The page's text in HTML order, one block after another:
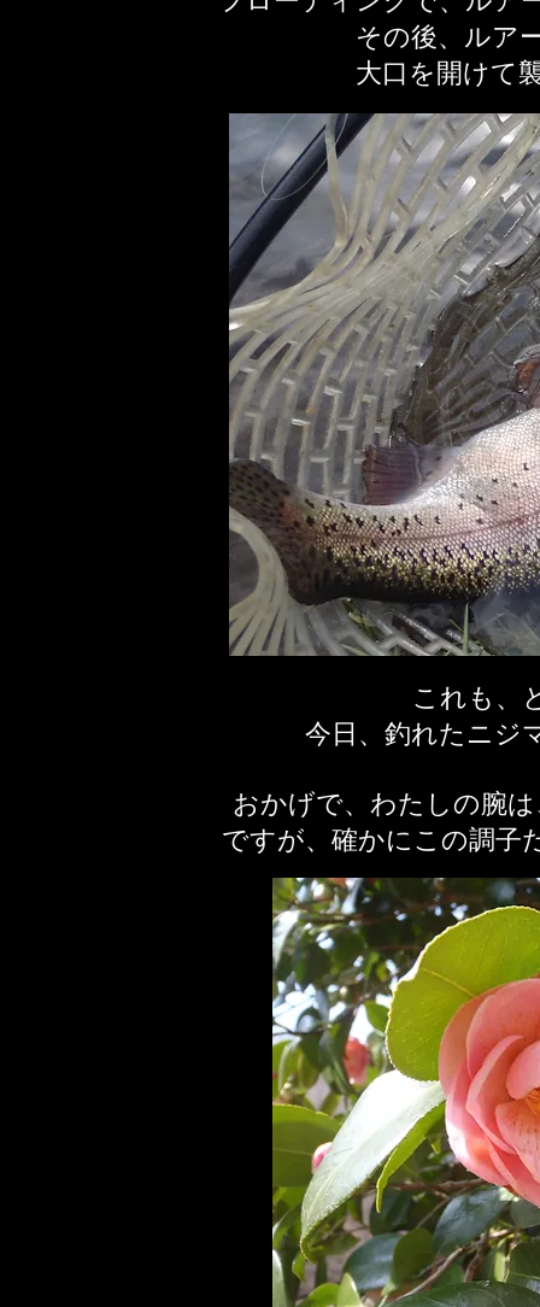
その後、ルア
大口を開けて
これも、
今日、釣れたニジ
おかげで、わたしの腕
ですが、確かにこの調子